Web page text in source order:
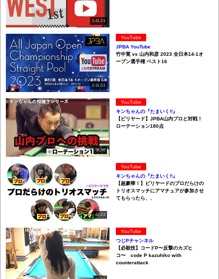
1:41:21
2:31:53
YouTube
JPBA YouTube
竹中寛 vs 山内和彦 2023 全日本14-1オ
ープン選手権 ベスト16
36:18
YouTube
キンちゃんの『たまいく!!』
【ビリヤード】JPBA山内プロと対戦！
ローテーション180点
42:23
YouTube
キンちゃんの『たまいく!!』
【超豪華！】ビリヤードのプロだらけの
トリオスマッチにアマチュアが参加させ
てもらったら、、
YouTube
つじPチャンネル
【必殺技】コードP〜反撃のカズヒ
コ〜 code P kazuhiko with
counterattack